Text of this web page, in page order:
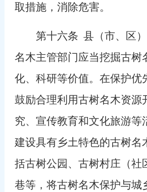
取措施，消除危害。
第十六条 县（市、区
名木主管部门应当挖掘古树
化、科研等价值。在保护优
鼓励合理利用古树名木资源
究、宣传教育和文化旅游等
建设具有乡土特色的古树名
括古树公园、古树村庄（社
巷等，将古树名木保护与城